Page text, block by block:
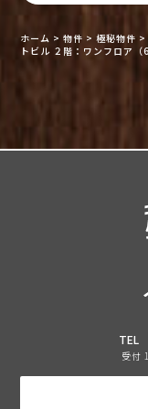
ホーム >物件 >極秘物件
トビル ２階：ワンフロア（
TEL
受付